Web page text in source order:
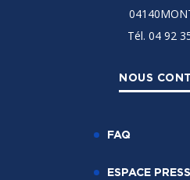
Tél. 04 92
NOUS
FAQ
ESPACE